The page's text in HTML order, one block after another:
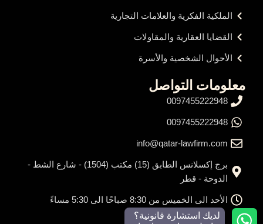
الملكية الفكرية والعلامات التجارية
القضايا العقارية والمقاولات
الأحوال الشخصية والأسرة
معلومات التواصل
0097455222948
0097455222948
info@qatar-lawfirm.com
برج إكسلانس الطابق (15) مكتب (1504) - شارع الشط -
الدوحة - قطر
الأحد الى الخميس من 8:30 صباحًا الى 5:30 مساءً
لديك استشارة قانونية؟